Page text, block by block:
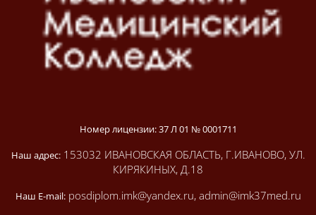
Номер лицензии: 37 Л 01 № 0001711
Наш адрес:153032 ИВАНОВСКАЯ ОБЛАСТЬ, Г.ИВАНОВО, УЛ.
КИРЯКИНЫХ, Д.18
Наш E-mail:posdiplom.imk@yandex.ru, admin@imk37med.ru